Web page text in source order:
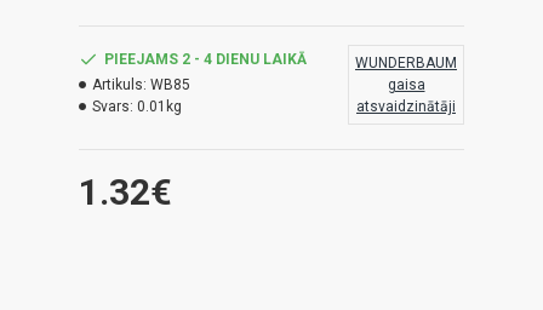
1.32€
PIEEJAMS 2 - 4 DIENU LAIKĀ
Artikuls: WB85
Svars: 0.01kg
WUNDERBAUM
gaisa
atsvaidzinātāji